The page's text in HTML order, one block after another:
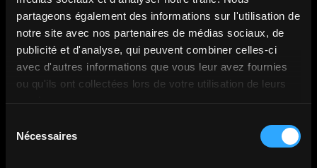
partageons également des informations sur l'utilisation de
notre site avec nos partenaires de médias sociaux, de
publicité et d'analyse, qui peuvent combiner celles-ci
avec d'autres informations que vous leur avez fournies
ou qu'ils ont collectées lors de votre utilisation de leurs
Nécessaires
Production & livraison
Nous produisons votre animation 3D ou motion
design avec rigueur, et livrons un contenu prêt à